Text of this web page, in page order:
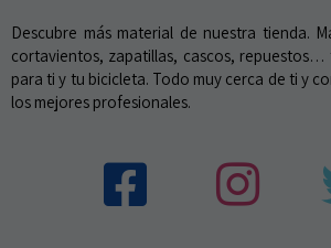
Descubre más material de nuestra tienda.
cortavientos, zapatillas, cascos,
para ti y tu bicicleta. Todo muy cerca de ti y
los mejores profesionales.